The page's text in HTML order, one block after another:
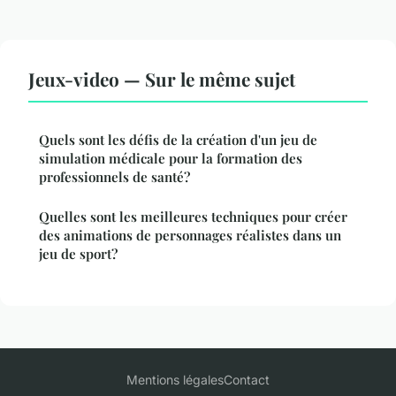
Jeux-video — Sur le même sujet
Quels sont les défis de la création d'un jeu de
simulation médicale pour la formation des
professionnels de santé?
Quelles sont les meilleures techniques pour créer
des animations de personnages réalistes dans un
jeu de sport?
Mentions légalesContact